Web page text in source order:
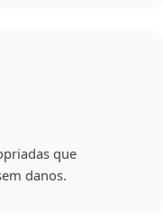
que
danos.